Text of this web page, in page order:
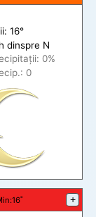
16°
dinspre N
itații: 0%
0
:16˚ +